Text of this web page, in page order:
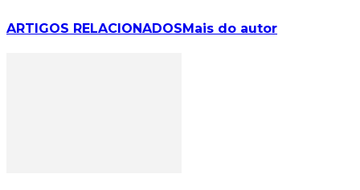
ARTIGOS RELACIONADOSMais do autor